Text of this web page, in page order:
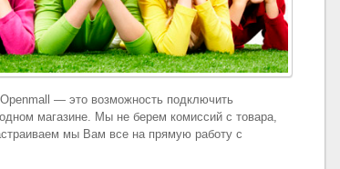
— это возможность подключить
магазине. Мы не берем комиссий с товара,
мы Вам все на прямую работу с